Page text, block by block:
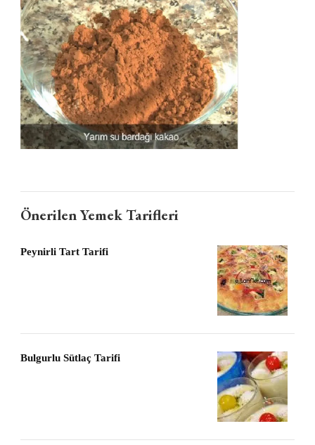
Önerilen Yemek Tarifleri
Peynirli Tart Tarifi
Bulgurlu Sütlaç Tarifi